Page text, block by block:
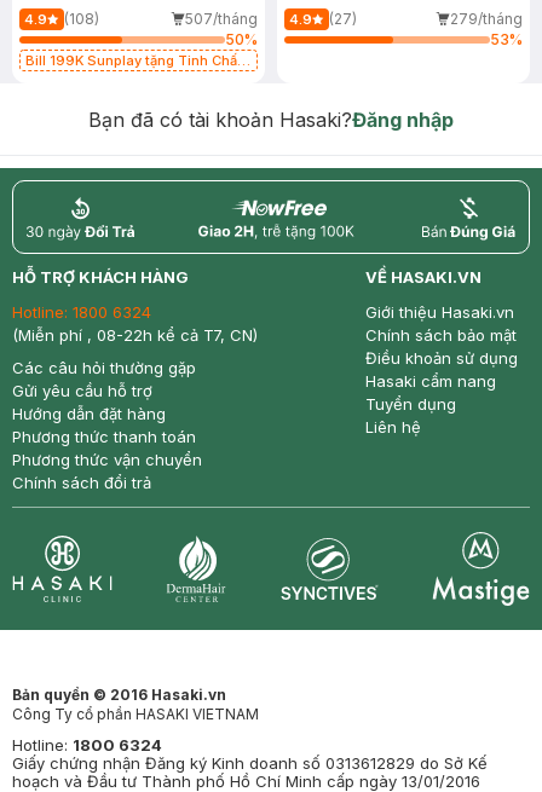
4.9 (108)
507/tháng
50%
Bill 199K Sunplay tặng Tinh Chất
4.9 (27)
279/tháng
53%
Bạn đã có tài khoản Hasaki?Đăng nhập
return nowfree price
HỖ TRỢ KHÁCH HÀNG
Hotline: 1800 6324
(Miễn phí , 08-22h kể cả T7, CN)
Các câu hỏi thường gặp
Gửi yêu cầu hỗ trợ
Hướng dẫn đặt hàng
Phương thức thanh toán
Phương thức vận chuyển
Chính sách đổi trả
VỀ HASAKI.VN
Giới thiệu Hasaki.vn
Chính sách bảo mật
Điều khoản sử dụng
Hasaki cẩm nang
Tuyển dụng
Liên hệ
Bản quyền © 2016 Hasaki.vn
Công Ty cổ phần HASAKI VIETNAM
Hotline: 1800 6324
Giấy chứng nhận Đăng ký Kinh doanh số 0313612829 do Sở Kế
hoạch và Đầu tư Thành phố Hồ Chí Minh cấp ngày 13/01/2016